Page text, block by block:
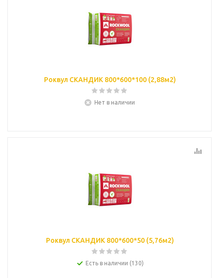
Роквул СКАНДИК 800*600*100 (2,88м2)
Нет в наличии
Роквул СКАНДИК 800*600*50 (5,76м2)
Есть в наличии (130)